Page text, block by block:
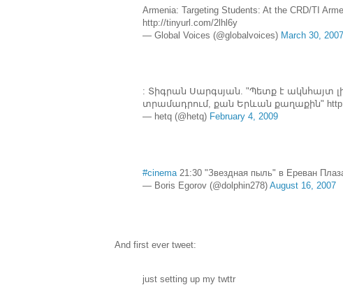
Armenia: Targeting Students: At the CRD/TI
http://tinyurl.com/2lhl6y
— Global Voices (@globalvoices) March 30, 2007
: Տիգրան Սարգսյան. "Պետք է ակնհայտ
տրամադրում, քան Երևան քաղաքին" http://
— hetq (@hetq) February 4, 2009
#cinema 21:30 "Звездная пыль" в Ереван
— Boris Egorov (@dolphin278) August 16, 2007
And first ever tweet:
just setting up my twttr